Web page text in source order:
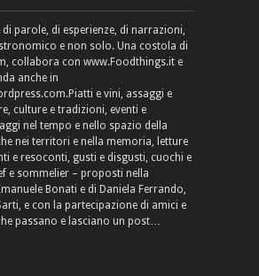
parole, di esperienze, di narrazioni,
e non solo. Una costola di
collabora con www.Foodthings.it e
anche in
e vini, assaggi e
culture e tradizioni, eventi e
nel tempo e nello spazio della
nei territori e nella memoria, letture
e resoconti, gusti e disgusti, cuochi e
e sommelier – proposti nella
Bonati e di Daniela Ferrando,
e con la partecipazione di amici e
passano e lasciano un post…